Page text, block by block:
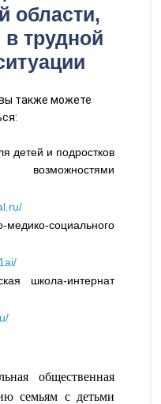
области,
трудной
также можете
детей и подростков
социального
школа-интернат
общественная
семьям с детьми